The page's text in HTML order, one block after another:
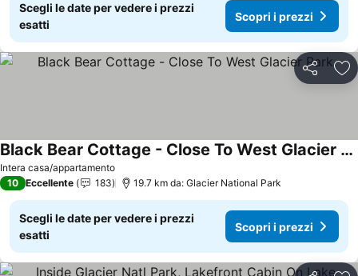
Scegli le date per vedere i prezzi
esatti
Scopri i prezzi
Condividi
Intera casa/appartamento
Black Bear Cottage - Close To West Glacier Park
10 Eccellente 183 19.7 km da: Glacier National Park
Scegli le date per vedere i prezzi
esatti
Scopri i prezzi